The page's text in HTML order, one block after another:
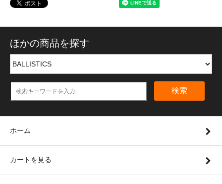
ほかの商品を探す
検索
ホーム
カートを見る